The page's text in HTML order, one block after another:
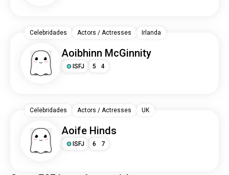
Aoibhinn McGinnity
ISFJ 5 4
Celebridades Actors / Actresses Irlanda
Aoife Hinds
ISFJ 6 7
Celebridades Actors / Actresses UK